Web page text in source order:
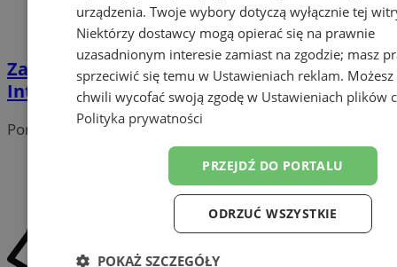
Załatwianie spraw urzędowych przez
Internet? Weźcie udział w ankiecie!
Portal należy do sieci
urządzenia. Twoje wybory dotyczą wyłącznie tej
Niektórzy dostawcy mogą opierać się na prawnie
uzasadnionym interesie zamiast na zgodzie; masz
sprzeciwić się temu w Ustawieniach reklam.
chwili wycofać swoją zgodę w Ustawieniach plików
Polityka prywatności
PRZEJDŹ DO PORTALU
ODRZUĆ WSZYSTKIE
POKAŻ SZCZEGÓŁY